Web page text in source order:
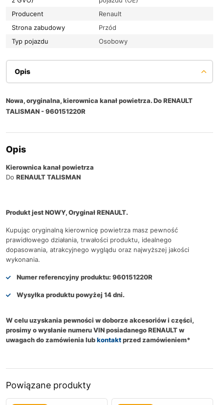
Producent
Renault
Strona zabudowy
Przód
Typ pojazdu
Osobowy
Opis
Nowa, oryginalna, kierownica kanał powietrza. Do RENAULT
TALISMAN - 960151220R
Opis
Kierownica kanał powietrza
Do RENAULT TALISMAN
Produkt jest NOWY, Oryginał RENAULT.
Kupując oryginalną kierownicę powietrza masz pewność
prawidłowego działania, trwałości produktu, idealnego
dopasowania, atrakcyjnego wyglądu oraz najwyższej jakości
wykonania.
Numer referencyjny produktu: 960151220R
Wysyłka produktu powyżej 14 dni.
W celu uzyskania pewności w doborze akcesoriów i części,
prosimy o wysłanie numeru VIN posiadanego RENAULT w
uwagach do zamówienia lubkontaktprzed zamówieniem*
Powiązane produkty